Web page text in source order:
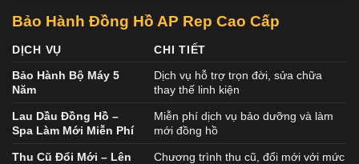
Bảo Hành Đồng Hồ AP Rep Cao Cấp
DỊCH VỤ
CHI TIẾT
Bảo Hành Bộ Máy 5
Năm
Dịch vụ hỗ trợ trọn đời, sửa chữa
thay thế linh kiện
Lau Dầu Đồng Hồ –
Spa Làm Mới Miễn Phí
Miễn phí dịch vụ bảo dưỡng và làm
mới đồng hồ
Thu Cũ Đổi Mới – Lên
Chương trình thu cũ, đổi mới với mức